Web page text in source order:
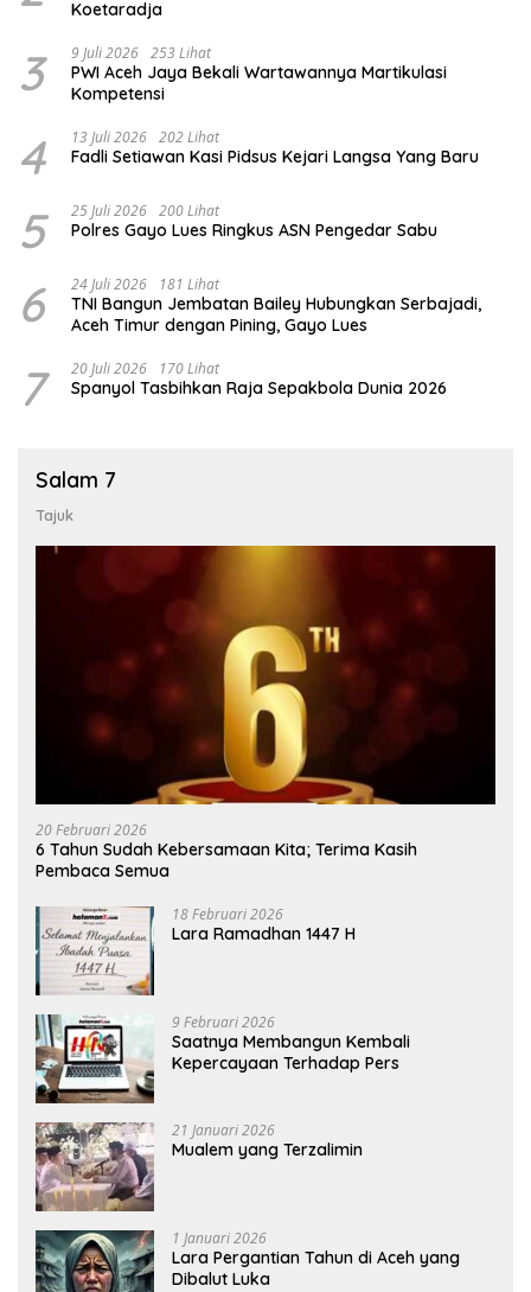
Koetaradja
3 9 Juli 2026 253 Lihat
PWI Aceh Jaya Bekali Wartawannya Martikulasi
Kompetensi
4 13 Juli 2026 202 Lihat
Fadli Setiawan Kasi Pidsus Kejari Langsa Yang Baru
5 25 Juli 2026 200 Lihat
Polres Gayo Lues Ringkus ASN Pengedar Sabu
6 24 Juli 2026 181 Lihat
TNI Bangun Jembatan Bailey Hubungkan Serbajadi,
Aceh Timur dengan Pining, Gayo Lues
7 20 Juli 2026 170 Lihat
Spanyol Tasbihkan Raja Sepakbola Dunia 2026
Salam 7
Tajuk
20 Februari 2026
6 Tahun Sudah Kebersamaan Kita; Terima Kasih
Pembaca Semua
18 Februari 2026
Lara Ramadhan 1447 H
9 Februari 2026
Saatnya Membangun Kembali
Kepercayaan Terhadap Pers
21 Januari 2026
Mualem yang Terzalimin
1 Januari 2026
Lara Pergantian Tahun di Aceh yang
Dibalut Luka